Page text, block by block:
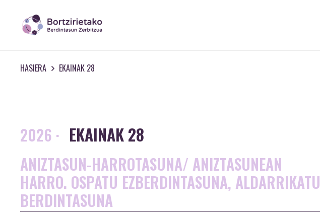
HASIERA EKAINAK 28
2026 · EKAINAK 28
ANIZTASUN-HARROTASUNA/ ANIZTASUNEAN
HARRO. OSPATU EZBERDINTASUNA, ALDARRIKATU
BERDINTASUNA